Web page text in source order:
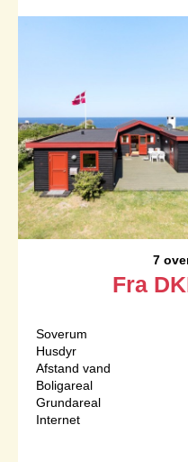
7
Fra
Soverum
Husdyr
Afstand vand
Boligareal
Grundareal
Internet